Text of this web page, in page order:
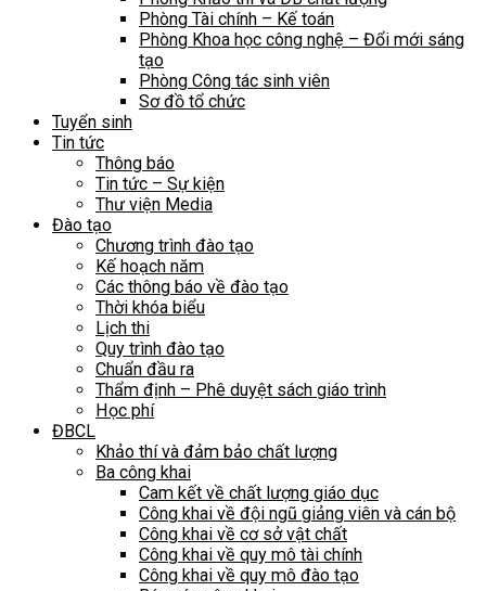
Phòng Tài chính – Kế toán
Phòng Khoa học công nghệ – Đổi mới sáng
tạo
Phòng Công tác sinh viên
Sơ đồ tổ chức
Tuyển sinh
Tin tức
Thông báo
Tin tức – Sự kiện
Thư viện Media
Đào tạo
Chương trình đào tạo
Kế hoạch năm
Các thông báo về đào tạo
Thời khóa biểu
Lịch thi
Quy trình đào tạo
Chuẩn đầu ra
Thẩm định – Phê duyệt sách giáo trình
Học phí
ĐBCL
Khảo thí và đảm bảo chất lượng
Ba công khai
Cam kết về chất lượng giáo dục
Công khai về đội ngũ giảng viên và cán bộ
Công khai về cơ sở vật chất
Công khai về quy mô tài chính
Công khai về quy mô đào tạo